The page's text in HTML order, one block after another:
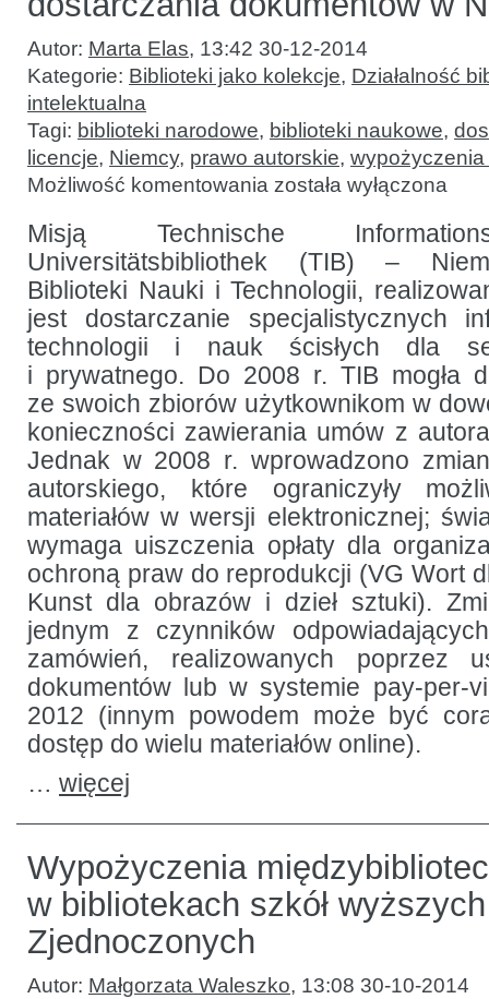
Autor: Marta Elas, 13:42 30-12-2014
Kategorie: Biblioteki jako kolekcje, Działalność
intelektualna
Tagi: biblioteki narodowe, biblioteki naukowe,
licencje, Niemcy, prawo autorskie,
Możliwość komentowania Bieżące
zmiany
usług
dostarczania
dokumentów
w Niemczech
została wyłączona
Misją Technische
Universitätsbibliothek (TIB) –
Biblioteki Nauki i Technologii,
jest dostarczanie specjalistycznych
technologii i nauk ścisłych dla
i prywatnego. Do 2008 r. TIB mogła
ze swoich zbiorów użytkownikom w
konieczności zawierania umów z
Jednak w 2008 r. wprowadzono
autorskiego, które ograniczyły
materiałów w wersji elektronicznej;
wymaga uiszczenia opłaty dla
ochroną praw do reprodukcji (VG Wort
Kunst dla obrazów i dzieł sztuki).
jednym z czynników
zamówień, realizowanych poprzez
dokumentów lub w systemie pay-per-
2012 (innym powodem może być
dostęp do wielu materiałów online).
… więcej
Wypożyczenia
w bibliotekach szkół
Zjednoczonych
Autor: Małgorzata Waleszko, 13:08 30-10-2014